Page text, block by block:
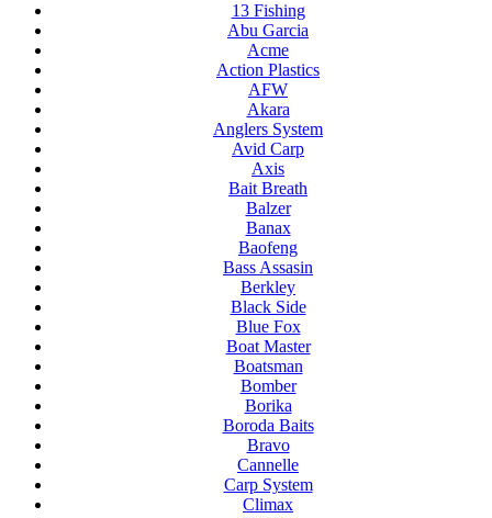
13 Fishing
Abu Garcia
Acme
Action Plastics
AFW
Akara
Anglers System
Avid Carp
Axis
Bait Breath
Balzer
Banax
Baofeng
Bass Assasin
Berkley
Black Side
Blue Fox
Boat Master
Boatsman
Bomber
Borika
Boroda Baits
Bravo
Cannelle
Carp System
Climax